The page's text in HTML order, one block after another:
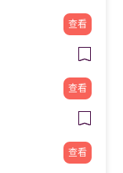
有效證件
次
查看
查看
查看